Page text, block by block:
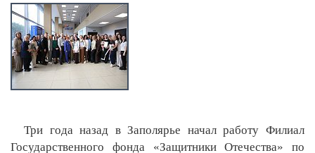
Три года назад в Заполярье начал работу Филиал
Государственного фонда «Защитники Отечества» по